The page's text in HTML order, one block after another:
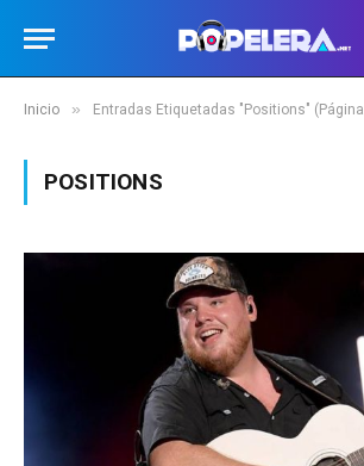
Inicio » Entradas Etiquetadas "Positions"
POSITIONS